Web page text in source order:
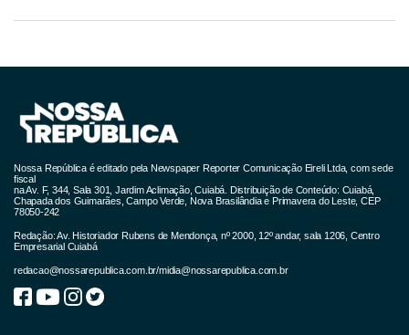
Nossa República é editado pela Newspaper Reporter Comunicação Eireli Ltda, com sede
fiscal
na Av. F, 344, Sala 301, Jardim Aclimação, Cuiabá. Distribuição de Conteúdo: Cuiabá,
Chapada dos Guimarães, Campo Verde, Nova Brasilândia e Primavera do Leste, CEP
78050-242
Redação: Av. Historiador Rubens de Mendonça, nº 2000, 12º andar, sala 1206, Centro
Empresarial Cuiabá
redacao@nossarepublica.com.br/midia@nossarepublica.com.br